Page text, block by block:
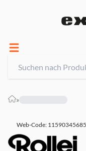
»
Web-Code: 11590345685